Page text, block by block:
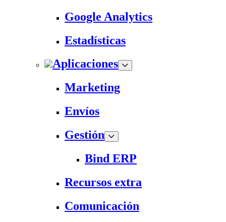
Google Analytics
Estadísticas
Aplicaciones
Marketing
Envíos
Gestión
Bind ERP
Recursos extra
Comunicación